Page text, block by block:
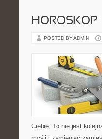
HOROSKOP
POSTED BY ADMIN
Ciebie. To nie jest